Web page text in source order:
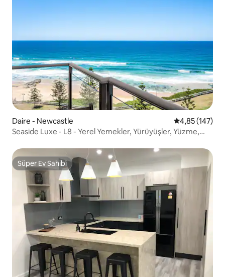
Daire - Newcastle 5 üzerinden
4,85 (147)
Seaside Luxe - L8 - Yerel Yemekler, Yürüyüşler, Yüzme,
Süper Ev Sahibi
Süper Ev Sahibi